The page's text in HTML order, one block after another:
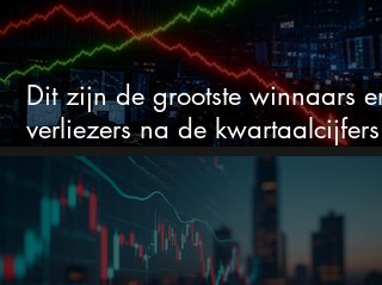
Dit zijn de grootste winnaars en
verliezers na de kwartaalcijfers
(2 springen eruit)